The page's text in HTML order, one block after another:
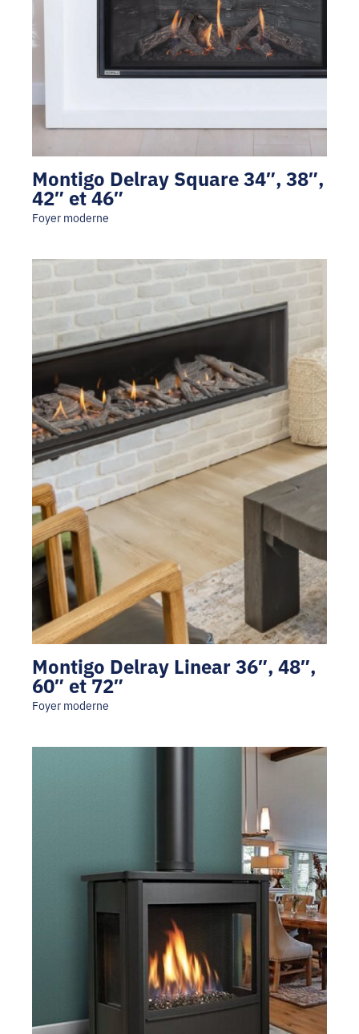
Montigo Delray Square 34″, 38″,
42″ et 46″
Foyer moderne
Montigo Delray Linear 36″, 48″,
60″ et 72″
Foyer moderne